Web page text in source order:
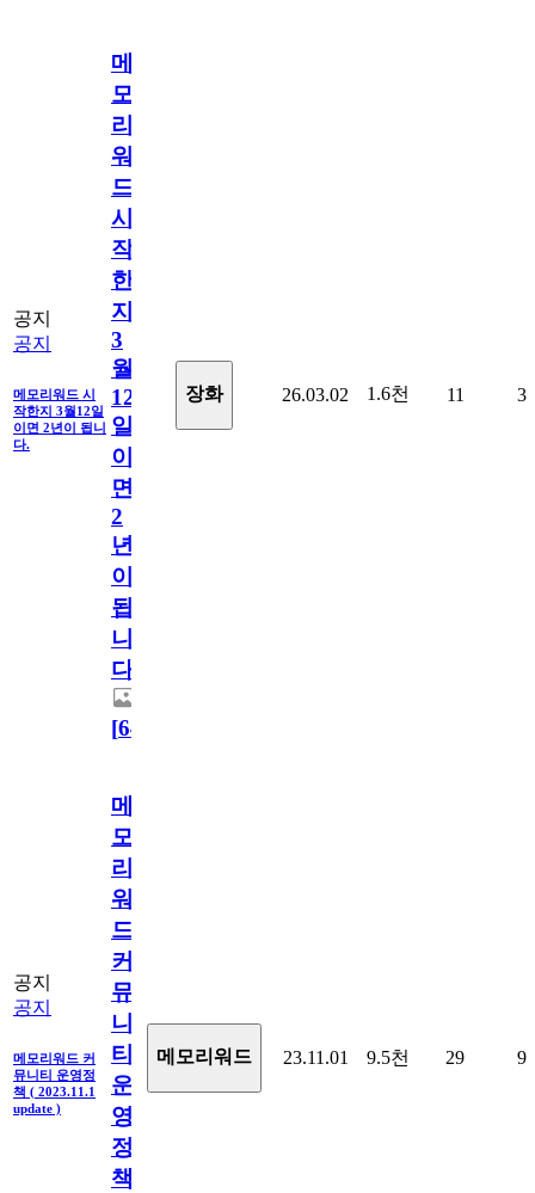
공지
공지
메모리워드 시
작한지 3월12일
이면 2년이 됩니
다.
메
모
리
워
드
시
작
한
지
3
월
12
일
이
면
2
년
이
됩
니
다.
[64
장화 26.03.02 1.6천 11 3
공지
공지
메모리워드 커
뮤니티 운영정
책 ( 2023.11.1
update )
메
모
리
워
드
커
뮤
니
티
운
영
정
책
메모리워드 23.11.01 9.5천 29 9